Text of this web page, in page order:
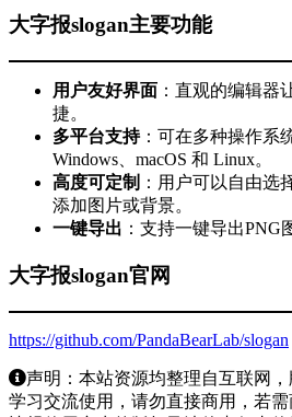
大字报slogan主要功能
用户友好界面 ：直观的编辑器
捷。
多平台支持：可在多种操作系
Windows、macOS 和 Linux。
高度可定制 ：用户可以自由选
添加图片或背景。
一键导出 ：支持一键导出PNG
大字报slogan官网
https://github.com/PandaBearLab/slogan
声明：本站资源均整理自互联网
学习交流使用，请勿直接商用，若